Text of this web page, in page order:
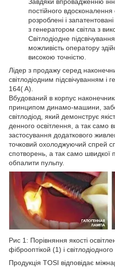
постійного вдосконалення
розроблені і
з генератором світла з
Світлодіодне
можливість оператору
високою точністю.
Лідер з продажу серед
світлодіодним підсвічуванням і
164( A).
Вбудований в корпус
принципом динамо-машини,
світлодіод, який демонструє
денного освітлення, а так само
застосування додаткового
точковий охолоджуючий спрей
спотворень, а так само швидкої
обпалити пульпу.
Рис 1: Порівняння якості
фіброоптікой (1) і
Продукція TOSI відповідає